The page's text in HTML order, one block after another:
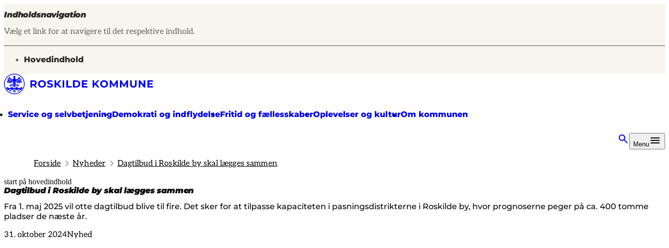
Indholdsnavigation
Vælg et link for at navigere til det respektive indhold.
gå til
Hovedindhold
Service og selvbetjeningDemokrati og indflydelseFritid og fællesskaberOplevelser og kulturOm kommunen
Menu
Forside Nyheder Dagtilbud i Roskilde by skal lægges sammen
start på hovedindhold
Dagtilbud i Roskilde by skal lægges sammen
Fra 1. maj 2025 vil otte dagtilbud blive til fire. Det sker for at tilpasse kapaciteten i pasningsdistrikterne i Roskilde by, hvor prognoserne peger på ca. 400 tomme
pladser de næste år.
31. oktober 2024Nyhed
senest opdateret 14. januar 2025